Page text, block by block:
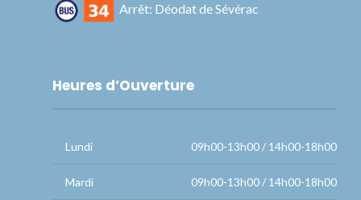
Arrêt: Déodat de Sévérac
Heures d’Ouverture
Lundi 09h00-13h00 / 14h00-18h00
Mardi 09h00-13h00 / 14h00-18h00